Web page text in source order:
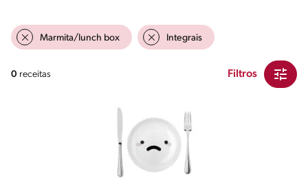
Marmita/lunch box Integrais
0 receitas Filtros